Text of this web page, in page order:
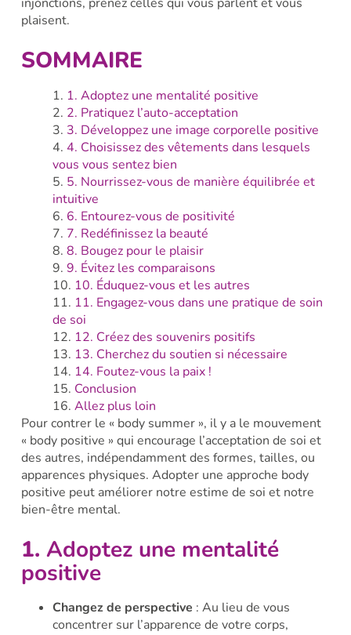
plaisent.
SOMMAIRE
1. Adoptez une mentalité positive
2. Pratiquez l’auto-acceptation
3. Développez une image corporelle positive
4. Choisissez des vêtements dans lesquels
vous vous sentez bien
5. Nourrissez-vous de manière équilibrée et
intuitive
6. Entourez-vous de positivité
7. Redéfinissez la beauté
8. Bougez pour le plaisir
9. Évitez les comparaisons
10. Éduquez-vous et les autres
11. Engagez-vous dans une pratique de soin
de soi
12. Créez des souvenirs positifs
13. Cherchez du soutien si nécessaire
14. Foutez-vous la paix !
Conclusion
Allez plus loin
Pour contrer le « body summer », il y a le mouvement
« body positive » qui encourage l’acceptation de soi et
des autres, indépendamment des formes, tailles, ou
apparences physiques. Adopter une approche body
positive peut améliorer notre estime de soi et notre
bien-être mental.
1. Adoptez une mentalité
positive
Changez de perspective : Au lieu de vous
concentrer sur l’apparence de votre corps,